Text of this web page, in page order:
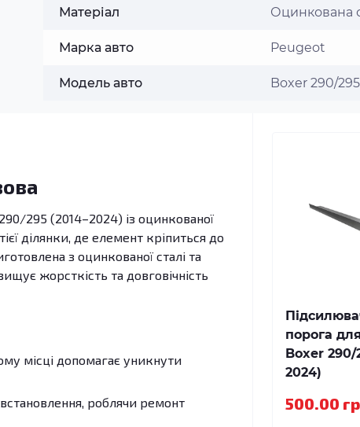
Матеріал Оцинкована
Марка авто Peugeot
Модель авто Boxer 290/
295 (2014–2024) із оцинкованої
ділянки, де елемент кріпиться до
з оцинкованої сталі та
жорсткість та довговічність
місці допомагає уникнути
роблячи ремонт
порога
Boxer 290/
2024)
500.00